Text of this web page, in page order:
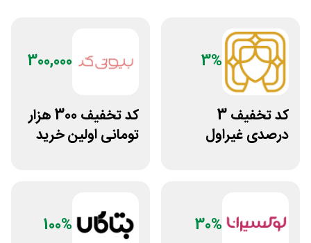
3%
کد تخفیف 3
درصدی غیراول
300,000
کد تخفیف 300 هزار
تومانی اولین خرید
30%
100%